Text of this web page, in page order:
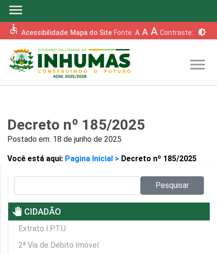
menu
accessible Acessibilidade Mapa do Site Fonte: A A A Contraste: brightness_6
menu
Decreto nº 185/2025
Postado em: 18 de junho de 2025
Você está aqui: Pagina Inicial > Decreto nº 185/2025
Pesquisar
pan_tool CIDADÃO
Extrato I.P.T.U
2ª Via de Débito Imóvel